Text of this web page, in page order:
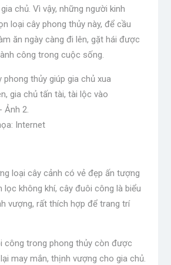
chủ. Vì vậy, những người kinh
loại cây phong thủy này, để cầu
ăn ngày càng đi lên, gặt hái được
công trong cuộc sống.
Internet
loại cây cảnh có vẻ đẹp ấn tượng
lọc không khí, cây đuôi công là biểu
vượng, rất thích hợp để trang trí
công trong phong thủy còn được
may mắn, thịnh vượng cho gia chủ.